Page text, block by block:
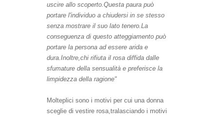
uscire allo scoperto.Questa paura può
portare l'individuo a chiudersi in se stesso
senza mostrare il suo lato tenero.La
conseguenza di questo atteggiamento può
portare la persona ad essere arida e
dura.Inoltre,chi rifiuta il rosa diffida dalle
sfumature della sensualità e preferisce la
limpidezza della ragione"
Molteplici sono i motivi per cui una donna
sceglie di vestire rosa,tralasciando i motivi